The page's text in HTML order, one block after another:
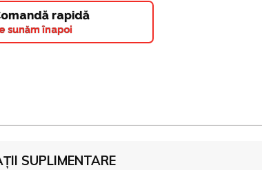
rapidă
sunăm înapoi
SUPLIMENTARE